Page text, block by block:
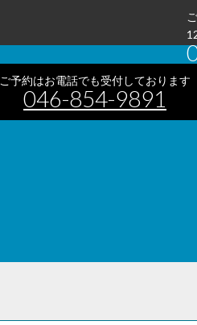
ご予約はお電話でも受付しております
046-854-9891